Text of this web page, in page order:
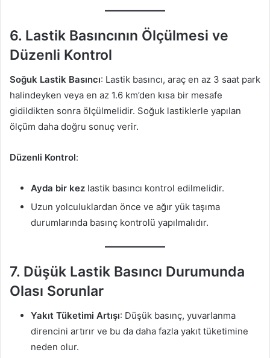
6. Lastik Basıncının Ölçülmesi ve
Düzenli Kontrol
Soğuk Lastik Basıncı: Lastik basıncı, araç en az 3 saat park
halindeyken veya en az 1.6 km’den kısa bir mesafe
gidildikten sonra ölçülmelidir. Soğuk lastiklerle yapılan
ölçüm daha doğru sonuç verir.
Düzenli Kontrol:
Ayda bir kez lastik basıncı kontrol edilmelidir.
Uzun yolculuklardan önce ve ağır yük taşıma
durumlarında basınç kontrolü yapılmalıdır.
7. Düşük Lastik Basıncı Durumunda
Olası Sorunlar
Yakıt Tüketimi Artışı: Düşük basınç, yuvarlanma
direncini artırır ve bu da daha fazla yakıt tüketimine
neden olur.